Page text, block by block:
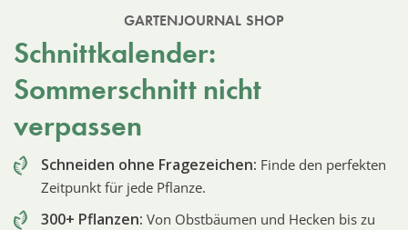
GARTENJOURNAL SHOP
Schnittkalender:
Sommerschnitt nicht
verpassen
Schneiden ohne Fragezeichen: Finde den perfekten
Zeitpunkt für jede Pflanze.
300+ Pflanzen: Von Obstbäumen und Hecken bis zu